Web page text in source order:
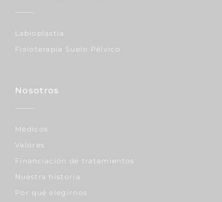
Labioplastia
Fisioterapia Suelo Pélvico
Nosotros
Médicos
Valores
Financiación de tratamientos
Nuestra historia
Por qué elegirnos